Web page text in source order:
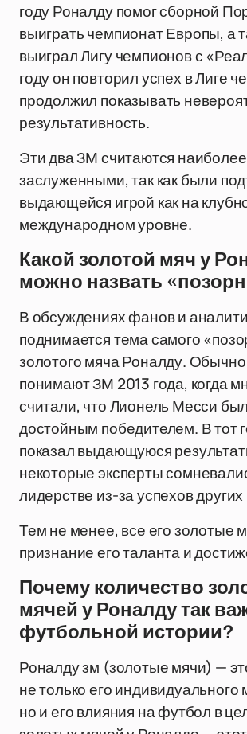
году Роналду помог сборной
выиграть чемпионат Европы, а
выиграл Лигу чемпионов с
году он повторил успех в Лиге
продолжил показывать
результативность.
Эти два ЗМ считаются наиболее
заслуженными, так как были
выдающейся игрой как на
международном уровне.
Какой золотой мяч у
можно назвать
В обсуждениях фанов и
поднимается тема самого
золотого мяча Роналду.
понимают ЗМ 2013 года, когда
считали, что Лионель Месси
достойным победителем. В тот
показал выдающуюся
некоторые эксперты
лидерстве из-за успехов других
Тем не менее, все его золотые
признание его таланта и
Почему количество
мячей у Роналду так
футбольной истории?
Роналду зм (золотые мячи) —
не только его индивидуального
но и его влияния на футбол в